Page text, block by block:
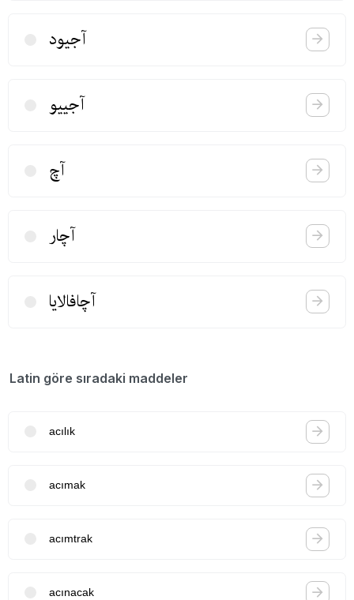
آجیود
آجییو
آچ
آچار
آچافالایا
Latin göre sıradaki maddeler
acılık
acımak
acımtrak
acınacak